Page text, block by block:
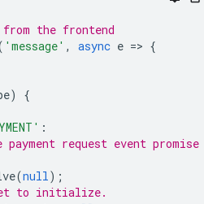
from the frontend
'message' , async e => {
)
{
:
request event promise
(null);
to initialize.